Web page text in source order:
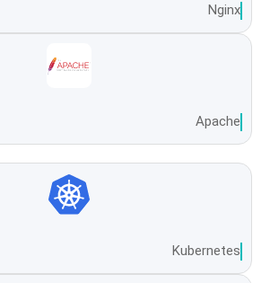
Nginx
Apache
Kubernetes